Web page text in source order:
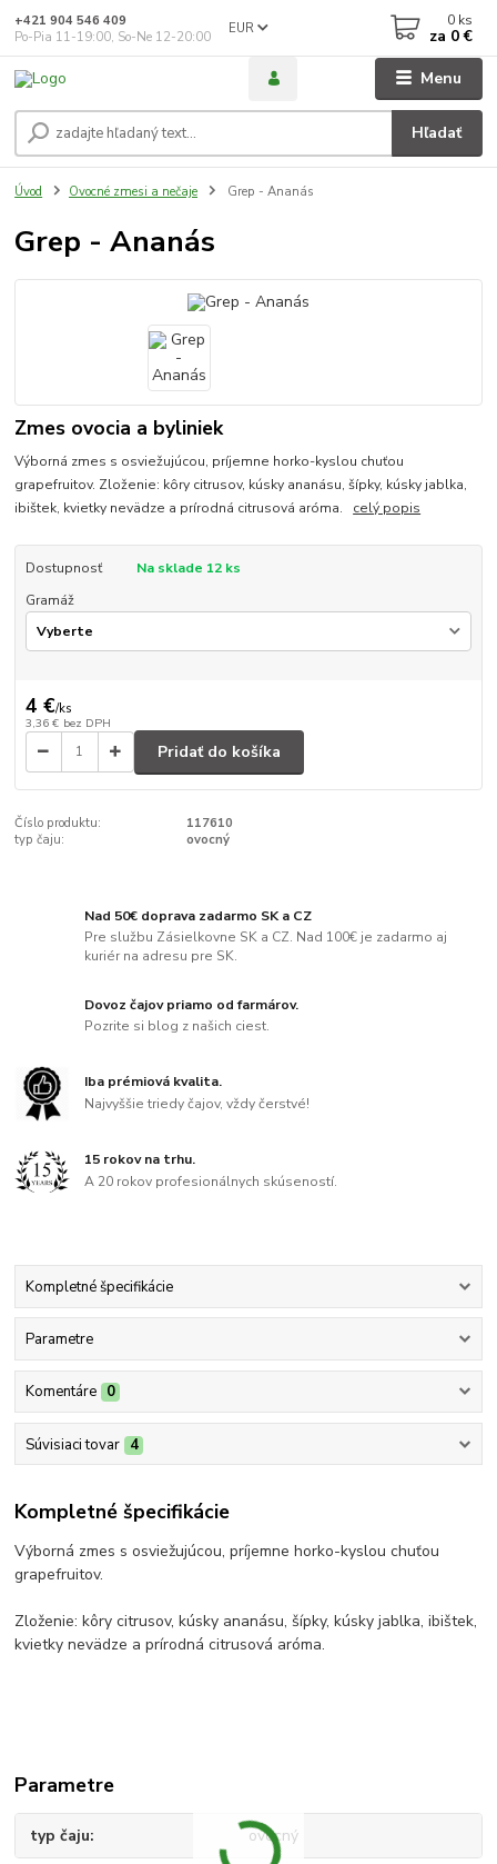
Menu
EUR
Hľadať
+421 904 546 409
Po-Pia 11-19:00, So-Ne 12-20:00
0 ks
za 0 €
Úvod Ovocné zmesi a nečaje Grep - Ananás
Grep - Ananás
Zmes ovocia a byliniek
Výborná zmes s osviežujúcou, príjemne horko-kyslou chuťou
grapefruitov. Zloženie: kôry citrusov, kúsky ananásu, šípky, kúsky jablka,
ibištek, kvietky nevädze a prírodná citrusová aróma. celý popis
Dostupnosť
Na sklade 12 ks
Gramáž
4 €/ks
3,36 € bez DPH
Pridať do košíka
Číslo produktu:
117610
typ čaju:
ovocný
Nad 50€ doprava zadarmo SK a CZ
Pre službu Zásielkovne SK a CZ. Nad 100€ je zadarmo aj
kuriér na adresu pre SK.
Dovoz čajov priamo od farmárov.
Pozrite si blog z našich ciest.
Iba prémiová kvalita.
Najvyššie triedy čajov, vždy čerstvé!
15 rokov na trhu.
A 20 rokov profesionálnych skúseností.
Kompletné špecifikácie
Parametre
Komentáre 0
Súvisiaci tovar 4
Kompletné špecifikácie
Výborná zmes s osviežujúcou, príjemne horko-kyslou chuťou
grapefruitov.
Zloženie: kôry citrusov, kúsky ananásu, šípky, kúsky jablka, ibištek,
kvietky nevädze a prírodná citrusová aróma.
Parametre
typ čaju ovocný